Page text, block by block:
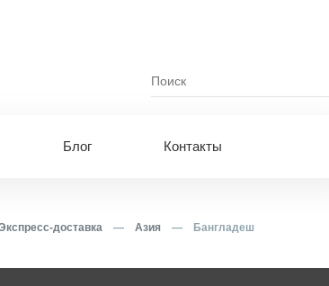
Блог Контакты
доставка — Азия — Бангладеш